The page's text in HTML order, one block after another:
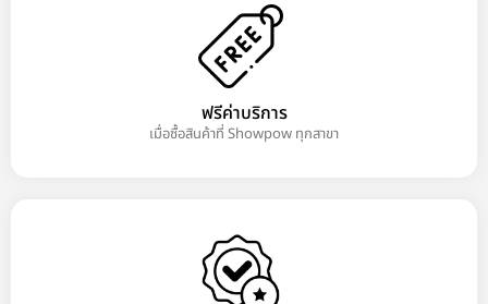
ฟรีค่าบริการ
เมื่อซื้อสินค้าที่ Showpow ทุกสาขา